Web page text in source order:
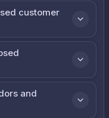
customer
and